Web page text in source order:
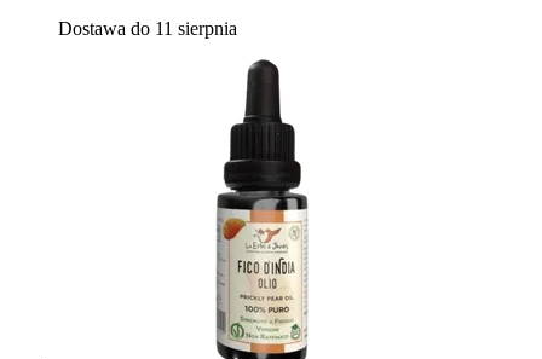
Dostawa do 11 sierpnia